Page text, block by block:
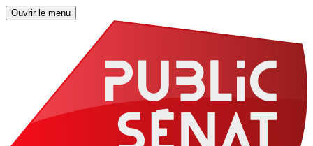
Ouvrir le menu